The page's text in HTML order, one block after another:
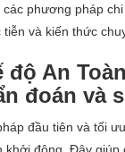
phương pháp
và kiến thức
An
đoán và
đầu tiên và tối